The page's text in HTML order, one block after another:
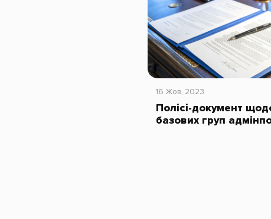
16 Жов, 2023
Полісі-документ
базових груп